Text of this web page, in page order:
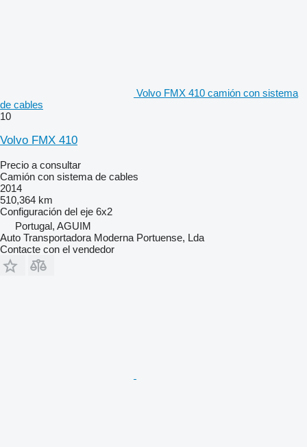
Volvo FMX 410 camión con sistema
de cables
10
Volvo FMX 410
Precio a consultar
Camión con sistema de cables
2014
510,364 km
Configuración del eje 6x2
Portugal, AGUIM
Auto Transportadora Moderna Portuense, Lda
Contacte con el vendedor